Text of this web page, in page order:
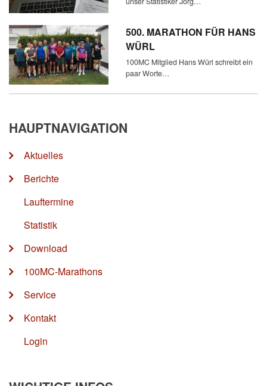
500. MARATHON FÜR HANS
WÜRL
100MC Mitglied Hans Würl schreibt ein
paar Worte…
HAUPTNAVIGATION
Aktuelles
Berichte
Lauftermine
Statistik
Download
100MC-Marathons
Service
Kontakt
Login